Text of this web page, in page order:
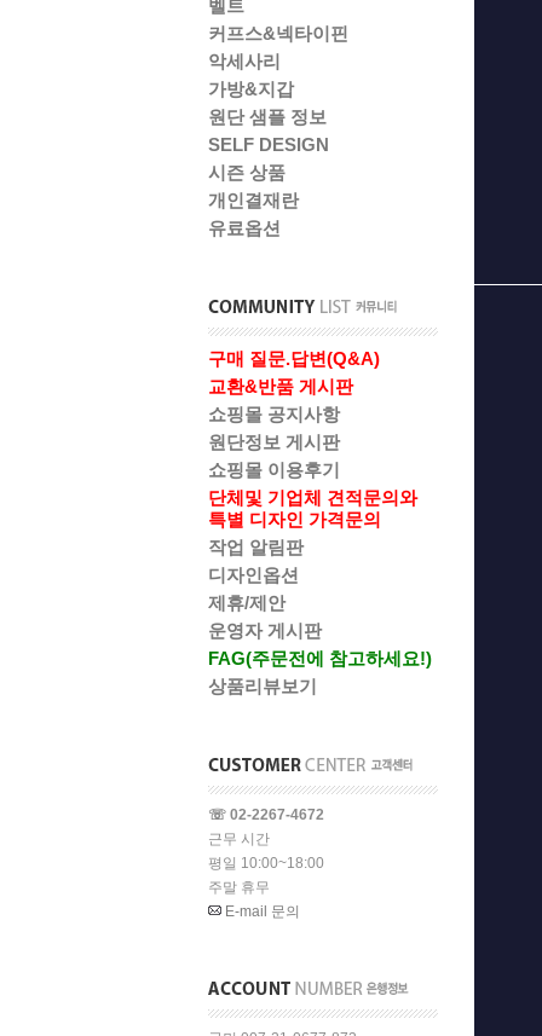
벨트
커프스&넥타이핀
악세사리
가방&지갑
원단 샘플 정보
SELF DESIGN
시즌 상품
개인결재란
유료옵션
구매 질문.답변(Q&A)
교환&반품 게시판
쇼핑몰 공지사항
원단정보 게시판
쇼핑몰 이용후기
단체및 기업체 견적문의와
특별 디자인 가격문의
작업 알림판
디자인옵션
제휴/제안
운영자 게시판
FAG(주문전에 참고하세요!)
상품리뷰보기
☏ 02-2267-4672
근무 시간
평일 10:00~18:00
주말 휴무
E-mail 문의